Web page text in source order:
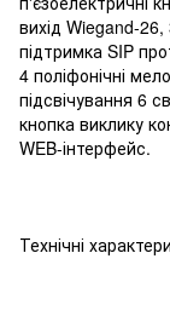
вихід Wiegand-
підтримка SIP
4 поліфонічні
підсвічування 6
кнопка виклику
WEB-інтерфейс.
Технічні